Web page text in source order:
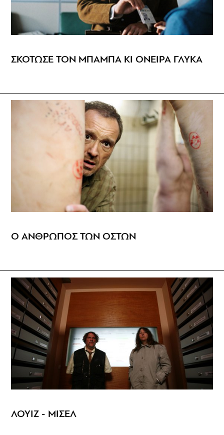
ΣΚΟΤΩΣΕ ΤΟΝ ΜΠΑΜΠΑ ΚΙ ΟΝΕΙΡΑ ΓΛΥΚΑ
Ο ΑΝΘΡΩΠΟΣ ΤΩΝ ΟΣΤΩΝ
ΛΟΥΙΖ - ΜΙΣΕΛ